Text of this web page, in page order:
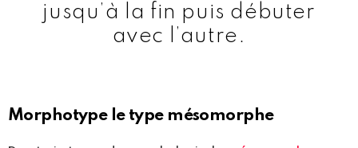
jusqu’à la fin puis débuter
avec l’autre.
Morphotype le type mésomorphe